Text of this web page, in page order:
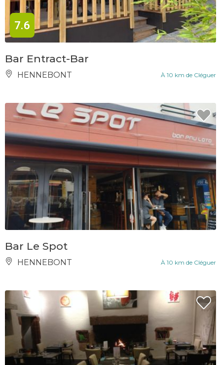
7.6
Bar Entract-Bar
HENNEBONT À 10 km de Cléguer
Bar Le Spot
HENNEBONT À 10 km de Cléguer